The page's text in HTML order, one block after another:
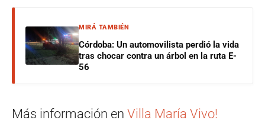
MIRÁ TAMBIÉN
Córdoba: Un automovilista perdió la vida
tras chocar contra un árbol en la ruta E-
56
Más información en Villa María Vivo!